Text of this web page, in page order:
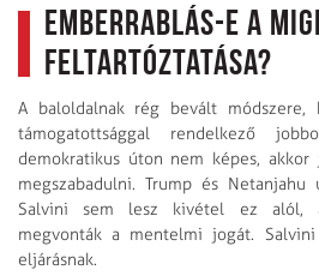
Emberrablás-e a
feltartóztatása?
A baloldalnak rég bevált módszere,
támogatottsággal rendelkező
demokratikus úton nem képes,
megszabadulni. Trump és
Salvini sem lesz kivétel ez alól,
megvonták a mentelmi jogát.
eljárásnak.